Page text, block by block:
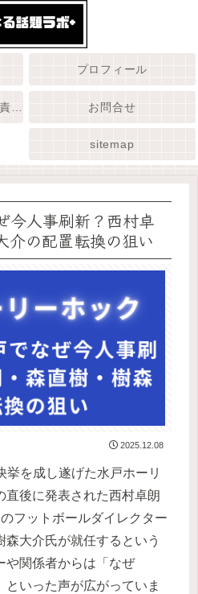
プロフィール
お問合せ
sitemap
今人事刷新？西村卓
介の配置転換の狙い
2025.12.08
挙を成し遂げた水戸ホーリ
直後に発表された西村卓朗
フットボールダイレクター
大介氏が就任するという
や関係者からは「なぜ
いった声が広がっていま